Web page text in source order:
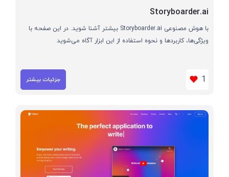
Storyboarder.ai
با هوش مصنوعی Storyboarder.ai بیشتر آشنا شوید. در این صفحه با
ویژگی‌ها، کاربردها و نحوه استفاده از این ابزار آگاه می‌شوید
1 جزئیات بیشتر